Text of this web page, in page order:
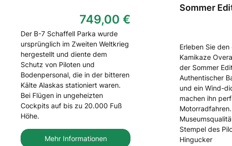
749,00 €
Der B-7 Schaffell Parka wurde
ursprünglich im Zweiten Weltkrieg
hergestellt und diente dem
Schutz von Piloten und
Bodenpersonal, die in der bitteren
Kälte Alaskas stationiert waren.
Bei Flügen in ungeheizten
Cockpits auf bis zu 20.000 Fuß
Höhe.
Mehr Informationen
Sommer
Erleben Sie
Kamikaze
der Sommer
Authentischer
und ein Wind-
machen ihn
Stempel des
Hingucker